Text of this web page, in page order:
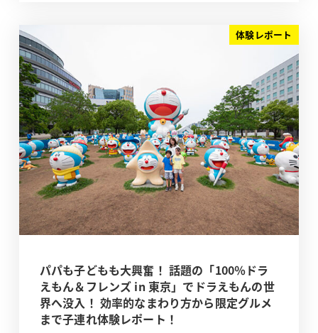
体験レポート
パパも子どもも大興奮！ 話題の「100％ドラ
えもん＆フレンズ in 東京」でドラえもんの世
界へ没入！ 効率的なまわり方から限定グルメ
まで子連れ体験レポート！